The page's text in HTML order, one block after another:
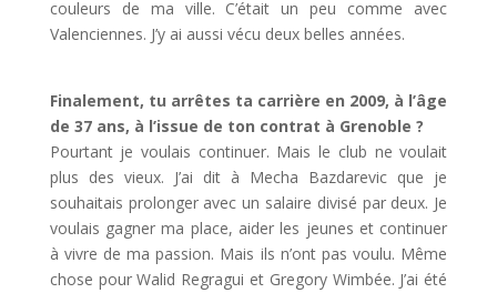
couleurs de ma ville. C’était un peu comme avec
Valenciennes. J’y ai aussi vécu deux belles années.
Finalement, tu arrêtes ta carrière en 2009, à l’âge
de 37 ans, à l’issue de ton contrat à Grenoble ?
Pourtant je voulais continuer. Mais le club ne voulait
plus des vieux. J’ai dit à Mecha Bazdarevic que je
souhaitais prolonger avec un salaire divisé par deux. Je
voulais gagner ma place, aider les jeunes et continuer
à vivre de ma passion. Mais ils n’ont pas voulu. Même
chose pour Walid Regragui et Gregory Wimbée. J’ai été